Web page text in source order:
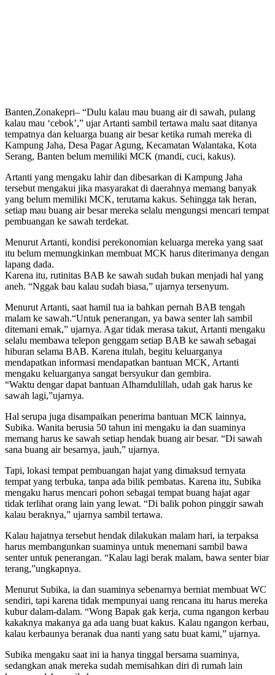
Banten,Zonakepri– “Dulu kalau mau buang air di sawah, pulang
kalau mau ‘cebok’,” ujar Artanti sambil tertawa malu saat ditanya
tempatnya dan keluarga buang air besar ketika rumah mereka di
Kampung Jaha, Desa Pagar Agung, Kecamatan Walantaka, Kota
Serang, Banten belum memiliki MCK (mandi, cuci, kakus).
Artanti yang mengaku lahir dan dibesarkan di Kampung Jaha
tersebut mengakui jika masyarakat di daerahnya memang banyak
yang belum memiliki MCK, terutama kakus. Sehingga tak heran,
setiap mau buang air besar mereka selalu mengungsi mencari tempat
pembuangan ke sawah terdekat.
Menurut Artanti, kondisi perekonomian keluarga mereka yang saat
itu belum memungkinkan membuat MCK harus diterimanya dengan
lapang dada.
Karena itu, rutinitas BAB ke sawah sudah bukan menjadi hal yang
aneh. “Nggak bau kalau sudah biasa,” ujarnya tersenyum.
Menurut Artanti, saat hamil tua ia bahkan pernah BAB tengah
malam ke sawah.“Untuk penerangan, ya bawa senter lah sambil
ditemani emak,” ujarnya. Agar tidak merasa takut, Artanti mengaku
selalu membawa telepon genggam setiap BAB ke sawah sebagai
hiburan selama BAB. Karena itulah, begitu keluarganya
mendapatkan informasi mendapatkan bantuan MCK, Artanti
mengaku keluarganya sangat bersyukur dan gembira.
“Waktu dengar dapat bantuan Alhamdulillah, udah gak harus ke
sawah lagi,”ujarnya.
Hal serupa juga disampaikan penerima bantuan MCK lainnya,
Subika. Wanita berusia 50 tahun ini mengaku ia dan suaminya
memang harus ke sawah setiap hendak buang air besar. “Di sawah
sana buang air besarnya, jauh,” ujarnya.
Tapi, lokasi tempat pembuangan hajat yang dimaksud ternyata
tempat yang terbuka, tanpa ada bilik pembatas. Karena itu, Subika
mengaku harus mencari pohon sebagai tempat buang hajat agar
tidak terlihat orang lain yang lewat. “Di balik pohon pinggir sawah
kalau beraknya,” ujarnya sambil tertawa.
Kalau hajatnya tersebut hendak dilakukan malam hari, ia terpaksa
harus membangunkan suaminya untuk menemani sambil bawa
senter untuk penerangan. “Kalau lagi berak malam, bawa senter biar
terang,”ungkapnya.
Menurut Subika, ia dan suaminya sebenarnya berniat membuat WC
sendiri, tapi karena tidak mempunyai uang rencana itu harus mereka
kubur dalam-dalam. “Wong Bapak gak kerja, cuma ngangon kerbau
kakaknya makanya ga ada uang buat kakus. Kalau ngangon kerbau,
kalau kerbaunya beranak dua nanti yang satu buat kami,” ujarnya.
Subika mengaku saat ini ia hanya tinggal bersama suaminya,
sedangkan anak mereka sudah memisahkan diri di rumah lain